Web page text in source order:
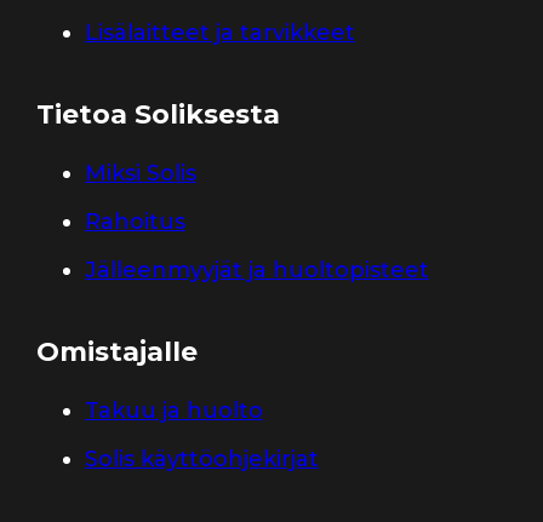
Lisälaitteet ja tarvikkeet
Tietoa Soliksesta
Miksi Solis
Rahoitus
Jälleenmyyjät ja huoltopisteet
Omistajalle
Takuu ja huolto
Solis käyttöohjekirjat